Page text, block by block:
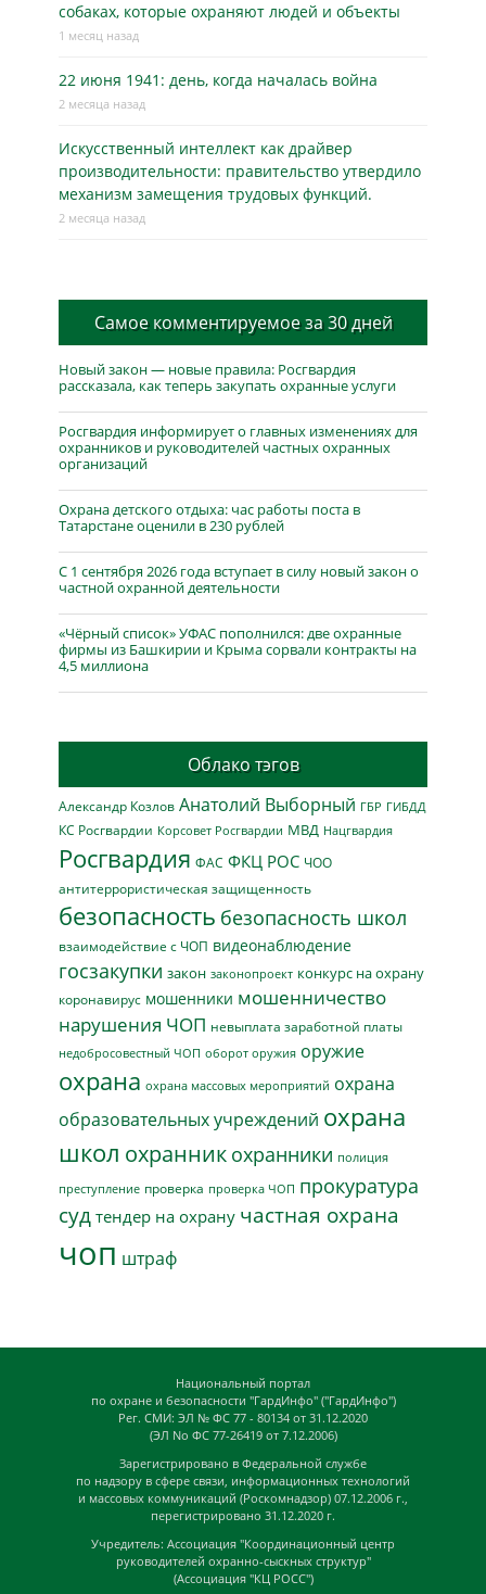
собаках, которые охраняют людей и объекты
1 месяц назад
22 июня 1941: день, когда началась война
2 месяца назад
Искусственный интеллект как драйвер
производительности: правительство утвердило
механизм замещения трудовых функций.
2 месяца назад
Самое комментируемое за 30 дней
Новый закон — новые правила: Росгвардия
рассказала, как теперь закупать охранные услуги
Росгвардия информирует о главных изменениях для
охранников и руководителей частных охранных
организаций
Охрана детского отдыха: час работы поста в
Татарстане оценили в 230 рублей
С 1 сентября 2026 года вступает в силу новый закон о
частной охранной деятельности
«Чёрный список» УФАС пополнился: две охранные
фирмы из Башкирии и Крыма сорвали контракты на
4,5 миллиона
Облако тэгов
Александр Козлов Анатолий Выборный ГБР ГИБДД
КС Росгвардии Корсовет Росгвардии МВД Нацгвардия
Росгвардия ФАС ФКЦ РОС ЧОО
антитеррористическая защищенность
безопасность безопасность школ
взаимодействие с ЧОП видеонаблюдение
госзакупки закон законопроект конкурс на охрану
коронавирус мошенники мошенничество
нарушения ЧОП невыплата заработной платы
недобросовестный ЧОП оборот оружия оружие
охрана охрана массовых мероприятий охрана
образовательных учреждений охрана
школ охранник охранники полиция
преступление проверка проверка ЧОП прокуратура
суд тендер на охрану частная охрана
чоп штраф
Национальный портал
по охране и безопасности "ГардИнфо" ("ГардИнфо")
Рег. СМИ: ЭЛ № ФС 77 - 80134 от 31.12.2020
(ЭЛ No ФС 77-26419 от 7.12.2006)
Зарегистрировано в Федеральной службе
по надзору в сфере связи, информационных технологий
и массовых коммуникаций (Роскомнадзор) 07.12.2006 г.,
перегистрировано 31.12.2020 г.
Учредитель: Ассоциация "Координационный центр
руководителей охранно-сыскных структур"
(Ассоциация "КЦ РОСС")